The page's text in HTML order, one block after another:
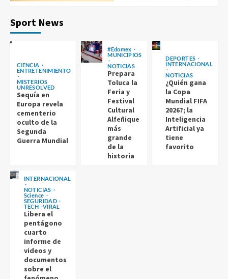
Sport News
CIENCIA
ENTRETENIMIENTO
MISTERIOS
UNRESOLVED
Sequía en
Europa revela
cementerio
oculto de la
Segunda
Guerra Mundial
#Edomex
MUNICIPIOS
NOTICIAS
Prepara
Toluca la
Feria y
Festival
Cultural
Alfeñique
más
grande
de la
historia
DEPORTES
INTERNACIONAL
NOTICIAS
¿Quién gana
la Copa
Mundial FIFA
2026?; la
Inteligencia
Artificial ya
tiene
favorito
INTERNACIONAL
NOTICIAS
Science
SEGURIDAD
TECH
VIRAL
Libera el
pentágono
cuarto
informe de
videos y
documentos
sobre el